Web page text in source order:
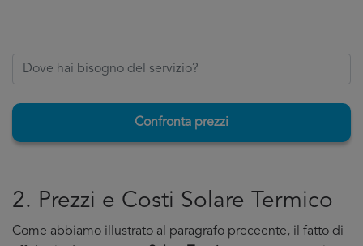
Confronta prezzi
2. Prezzi e Costi Solare Termico
Come abbiamo illustrato al paragrafo preceente, il fatto di